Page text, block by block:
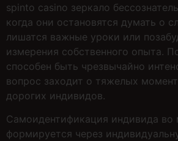
spinto casino зеркало
когда они остановятся думать о
лишатся важные уроки или
измерения собственного опыта.
способен быть чрезвычайно
вопрос заходит о тяжелых
дорогих индивидов.
Самоидентификация индивида во
формируется через